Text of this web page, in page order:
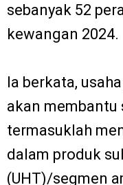
sebanyak 52
kewangan 2024.
Ia berkata,
akan membantu
termasuklah
dalam produk
(UHT)/segmen